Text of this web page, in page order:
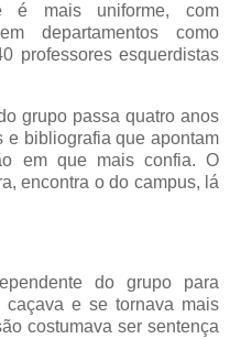
é mais uniforme, com
departamentos como
professores esquerdistas
grupo passa quatro anos
e bibliografia que apontam
em que mais confia. O
encontra o do campus, lá
do grupo para
caçava e se tornava mais
costumava ser sentença